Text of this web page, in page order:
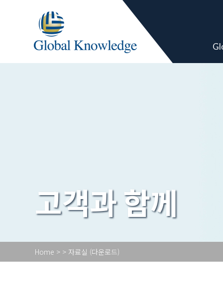
고객과 함께
Home > > 자료실 (다운로드)